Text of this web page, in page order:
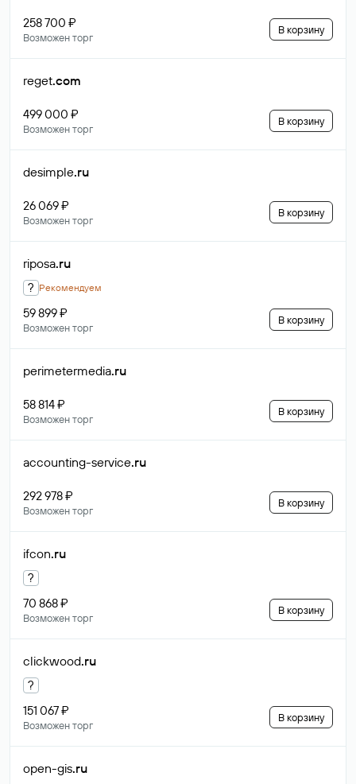
258 700 ₽
Возможен торг
В корзину
reget.com
499 000 ₽
Возможен торг
В корзину
desimple.ru
26 069 ₽
Возможен торг
В корзину
riposa.ru
? Рекомендуем
59 899 ₽
Возможен торг
В корзину
perimetermedia.ru
58 814 ₽
Возможен торг
В корзину
accounting-service.ru
292 978 ₽
Возможен торг
В корзину
ifcon.ru
?
70 868 ₽
Возможен торг
В корзину
clickwood.ru
?
151 067 ₽
Возможен торг
В корзину
open-gis.ru